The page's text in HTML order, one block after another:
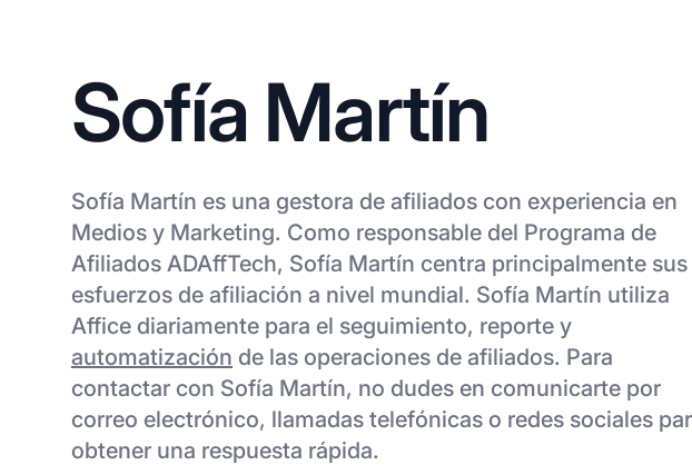
Sofía Martín
Sofía Martín es una gestora de afiliados con experiencia en
Medios y Marketing. Como responsable del Programa de
Afiliados ADAffTech, Sofía Martín centra principalmente sus
esfuerzos de afiliación a nivel mundial. Sofía Martín utiliza
Affice diariamente para el seguimiento, reporte y
automatización de las operaciones de afiliados. Para
contactar con Sofía Martín, no dudes en comunicarte por
correo electrónico, llamadas telefónicas o redes sociales
obtener una respuesta rápida.